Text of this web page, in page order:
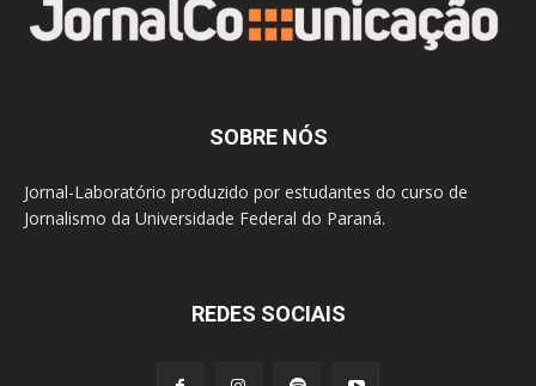
SOBRE NÓS
Jornal-Laboratório produzido por estudantes do curso de
Jornalismo da Universidade Federal do Paraná.
REDES SOCIAIS